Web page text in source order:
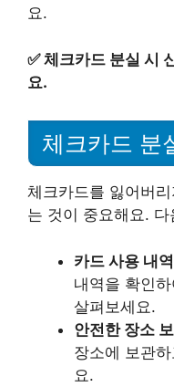
요.
✅체크카드 분실 시
요.
체크카드 분
체크카드를 잃어버
는 것이 중요해요.
카드 사용 내
내역을 확인
살펴보세요.
안전한 장소
장소에 보관
요.